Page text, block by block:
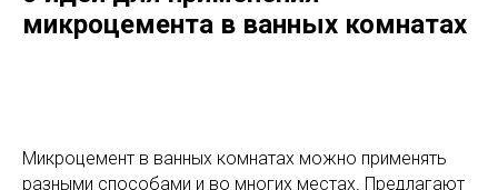
микроцемента в ванных комнатах
Микроцемент в ванных комнатах можно применять
разными способами и во многих местах. Предлагают